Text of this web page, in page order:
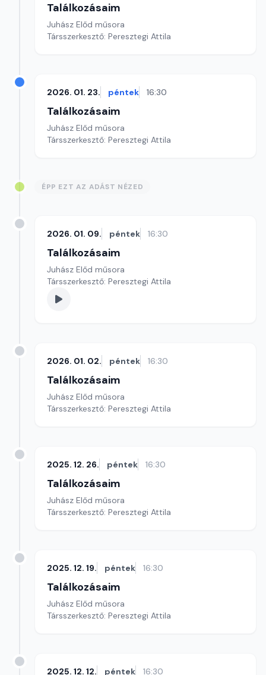
Találkozásaim
Juhász Előd műsora
Társszerkesztő: Peresztegi Attila
2026. 01. 23. péntek 16:30
Találkozásaim
Juhász Előd műsora
Társszerkesztő: Peresztegi Attila
ÉPP EZT AZ ADÁST NÉZED
2026. 01. 09. péntek 16:30
Találkozásaim
Juhász Előd műsora
Társszerkesztő: Peresztegi Attila
2026. 01. 02. péntek 16:30
Találkozásaim
Juhász Előd műsora
Társszerkesztő: Peresztegi Attila
2025. 12. 26. péntek 16:30
Találkozásaim
Juhász Előd műsora
Társszerkesztő: Peresztegi Attila
2025. 12. 19. péntek 16:30
Találkozásaim
Juhász Előd műsora
Társszerkesztő: Peresztegi Attila
2025. 12. 12. péntek 16:30